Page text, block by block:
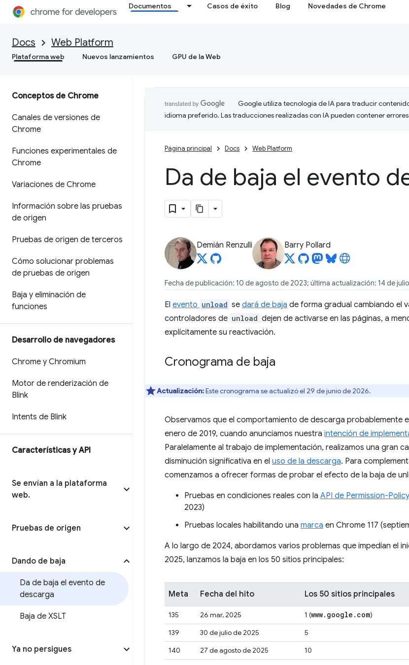
Documentos Casos de éxito Blog Novedades de Chrome
Docs Web Platform
Plataforma web Nuevos lanzamientos GPU de la Web
Conceptos de Chrome
Canales de versiones de
Chrome
Funciones experimentales de
Chrome
Variaciones de Chrome
Información sobre las pruebas
de origen
Pruebas de origen de terceros
Cómo solucionar problemas
de pruebas de origen
Baja y eliminación de
funciones
Desarrollo de navegadores
Chrome y Chromium
Motor de renderización de
Blink
Intents de Blink
Características y API
Se envían a la plataforma
web.
Pruebas de origen
Dando de baja
Da de baja el evento de
descarga
Baja de XSLT
Ya no persigues
Google utiliza tecnología de IA para traducir
idioma preferido. Las traducciones realizadas con IA pueden contener
Página principal Docs Web Platform
Da de baja el evento
Demián Renzulli Barry Pollard
Fecha de publicación: 10 de agosto de 2023; última actualización: 14 de
El evento unload se dará de baja de forma gradual cambiando el
controladores de unload dejen de activarse en las páginas, a
explícitamente su reactivación.
Cronograma de baja
Actualización:Este cronograma se actualizó el 29 de junio de 2026.
Observamos que el comportamiento de descarga probablemente
enero de 2019, cuando anunciamos nuestra intención de
Paralelamente al trabajo de implementación, realizamos una gran
disminución significativa en el uso de la descarga. Para
comenzamos a ofrecer formas de probar el efecto de la baja de
Pruebas en condiciones reales con la API de Permission-
2023)
Pruebas locales habilitando una marca en Chrome 117
A lo largo de 2024, abordamos varios problemas que impedían el
2025, lanzamos la baja en los 50 sitios principales:
Meta Fecha del hito Los 50 sitios principales
135 26 mar, 2025 1 (www. google . com)
139
30 de julio de 2025 5
140
27 de agosto de 2025 10